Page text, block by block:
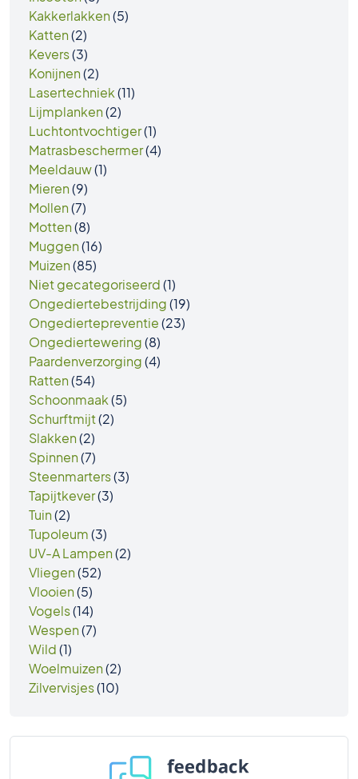
Kakkerlakken(5)
Katten(2)
Kevers(3)
Konijnen(2)
Lasertechniek(11)
Lijmplanken(2)
Luchtontvochtiger(1)
Matrasbeschermer(4)
Meeldauw(1)
Mieren(9)
Mollen(7)
Motten(8)
Muggen(16)
Muizen(85)
Niet gecategoriseerd(1)
Ongediertebestrijding(19)
Ongediertepreventie(23)
Ongediertewering(8)
Paardenverzorging(4)
Ratten(54)
Schoonmaak(5)
Schurftmijt(2)
Slakken(2)
Spinnen(7)
Steenmarters(3)
Tapijtkever(3)
Tuin(2)
Tupoleum(3)
UV-A Lampen(2)
Vliegen(52)
Vlooien(5)
Vogels(14)
Wespen(7)
Wild(1)
Woelmuizen(2)
Zilvervisjes(10)